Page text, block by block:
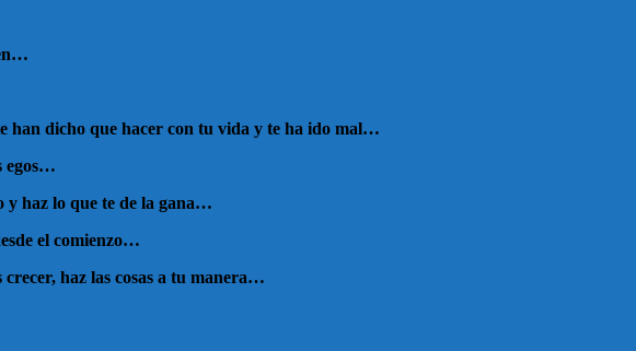
han dicho que hacer con tu vida y te ha ido mal…
egos…
y haz lo que te de la gana…
el comienzo…
crecer, haz las cosas a tu manera…